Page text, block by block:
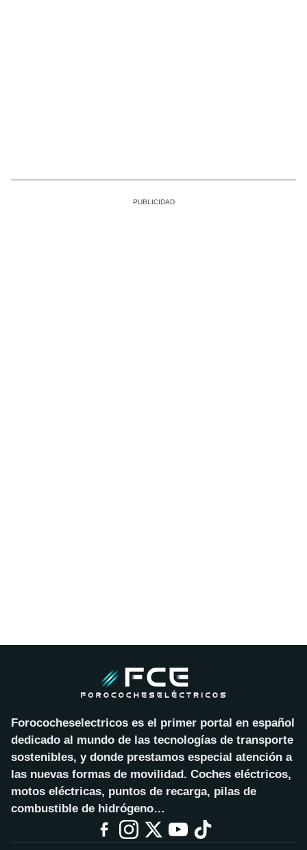
Forococheselectricos es el primer portal en español
dedicado al mundo de las tecnologías de transporte
sostenibles, y donde prestamos especial atención a
las nuevas formas de movilidad. Coches eléctricos,
motos eléctricas, puntos de recarga, pilas de
combustible de hidrógeno…